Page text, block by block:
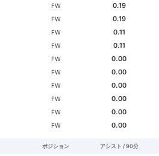
FW
0.19
FW
0.19
FW
0.11
FW
0.11
FW
0.00
FW
0.00
FW
0.00
FW
0.00
FW
0.00
FW 0.00
ポジション アシスト / 90分